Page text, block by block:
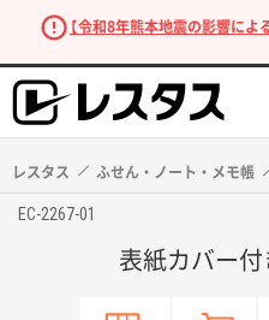
【令和8年熊本地震の影響によ
レスタス ふせん・ノート・メモ帳
EC-2267-01
表紙カバー